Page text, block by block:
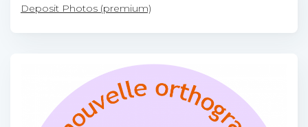
Deposit Photos (premium)